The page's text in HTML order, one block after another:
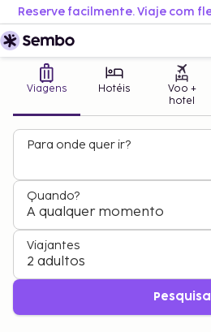
Viagens Hotéis
Voo +
hotel
Para onde quer ir?
Quando?
A qualquer momento
Viajantes
2 adultos
Pesquisa